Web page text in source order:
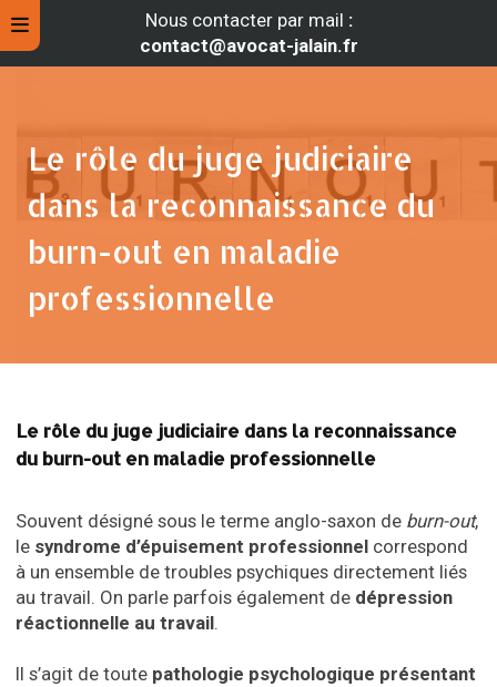
Nous contacter par mail :
contact@avocat-jalain.fr
Le rôle du juge judiciaire
dans la reconnaissance du
burn-out en maladie
professionnelle
Le rôle du juge judiciaire dans la reconnaissance
du burn-out en maladie professionnelle
Souvent désigné sous le terme anglo-saxon de burn-out,
le syndrome d’épuisement professionnel correspond
à un ensemble de troubles psychiques directement liés
au travail. On parle parfois également de dépression
réactionnelle au travail.
Il s’agit de toute pathologie psychologique présentant